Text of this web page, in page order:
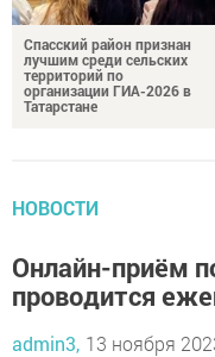
Спасский район признан
лучшим среди сельских
территорий по
организации ГИА-2026 в
Татарстане
НОВОСТИ
Онлайн-приём
проводится
admin3, 13 ноября